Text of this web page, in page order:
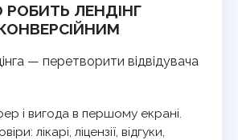
ЛЕНДІНГ
— перетворити відвідувача
і вигода в першому екрані.
лікарі, ліцензії, відгуки,